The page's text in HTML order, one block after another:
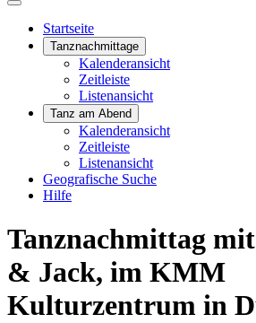
Startseite
Tanznachmittage
Kalenderansicht
Zeitleiste
Listenansicht
Tanz am Abend
Kalenderansicht
Zeitleiste
Listenansicht
Geografische Suche
Hilfe
Tanznachmittag
& Jack, im KMM
Kulturzentrum in